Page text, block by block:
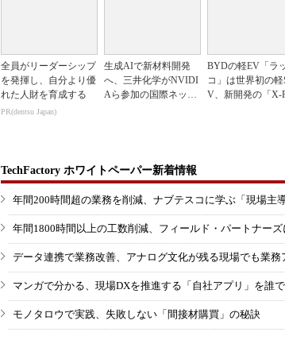
全員がリーダーシップ
を発揮し、自分より優
れた人財を育成する
PR(dentsu Japan)
生成AIで新材料開発
へ、三井化学がNVIDI
Aら参加の国際ネット
BYDの軽EV「ラ
コ」は世界初の軽
V、新開発の「X-
TechFactory ホワイトペーパー新着情報
年間200時間超の業務を削減、ナブテスコに学ぶ「現場主
年間1800時間以上の工数削減、フィールド・パートナー
データ連携で業務改善、アナログ文化が残る現場でも業
マンガで分かる、現場DXを推進する「自社アプリ」を誰
モノタロウで実践、失敗しない「間接材購買」の秘訣